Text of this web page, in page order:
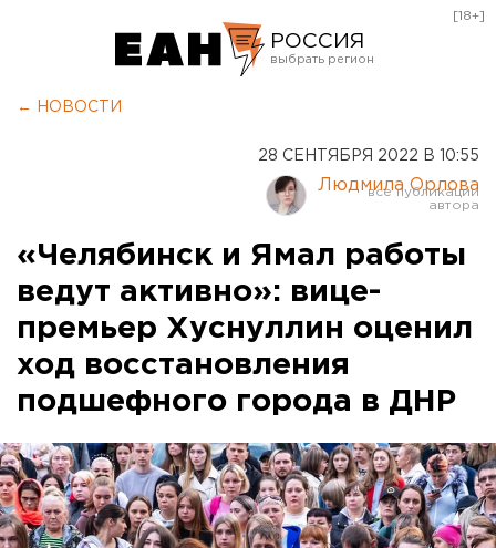
РОССИЯ
Курган
Оренбург
[18+]
← НОВОСТИ
28 СЕНТЯБРЯ 2022 В 10:55
Людмила Орлова
«Челябинск и Ямал работы
ведут активно»: вице-
премьер Хуснуллин оценил
ход восстановления
подшефного города в ДНР